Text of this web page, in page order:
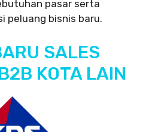
pasar serta
peluang bisnis baru.
SALES
KOTA LAIN